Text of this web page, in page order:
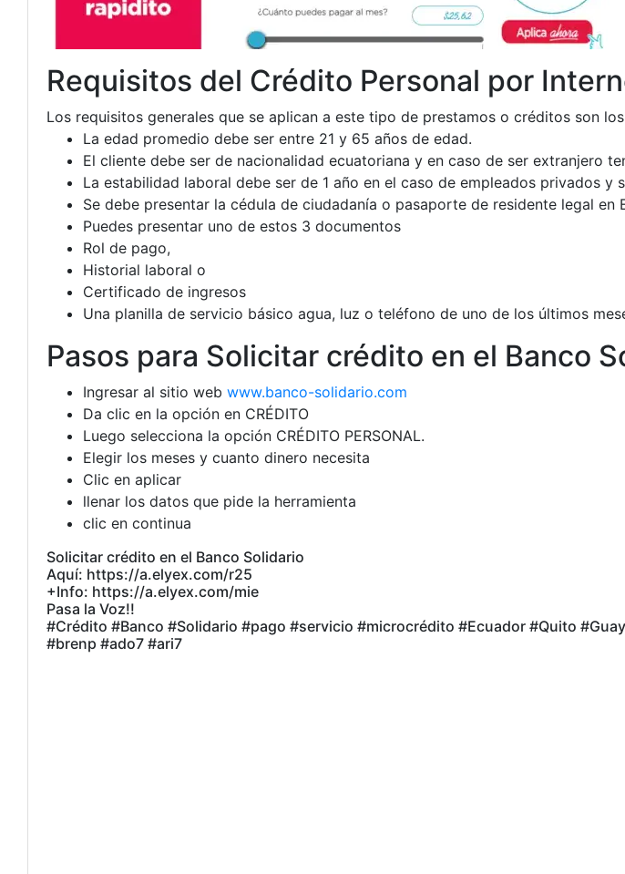
Requisitos del Crédito Personal por
Los requisitos generales que se aplican a este tipo de prestamos o créditos son
La edad promedio debe ser entre 21 y 65 años de edad.
El cliente debe ser de nacionalidad ecuatoriana y en caso de ser extranjero
La estabilidad laboral debe ser de 1 año en el caso de empleados privados y
Se debe presentar la cédula de ciudadanía o pasaporte de residente legal en
Puedes presentar uno de estos 3 documentos
Rol de pago,
Historial laboral o
Certificado de ingresos
Una planilla de servicio básico agua, luz o teléfono de uno de los últimos
Pasos para Solicitar crédito en el Banco
Ingresar al sitio web www.banco-solidario.com
Da clic en la opción en CRÉDITO
Luego selecciona la opción CRÉDITO PERSONAL.
Elegir los meses y cuanto dinero necesita
Clic en aplicar
llenar los datos que pide la herramienta
clic en continua
Solicitar crédito en el Banco Solidario
Aquí: https://a.elyex.com/r25
+Info: https://a.elyex.com/mie
Pasa la Voz!!
#Crédito #Banco #Solidario #pago #servicio #microcrédito #Ecuador #Quito
#brenp #ado7 #ari7